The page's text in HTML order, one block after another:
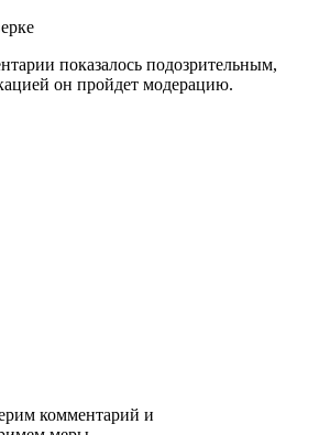
показалось подозрительным,
он пройдет модерацию.
комментарий и